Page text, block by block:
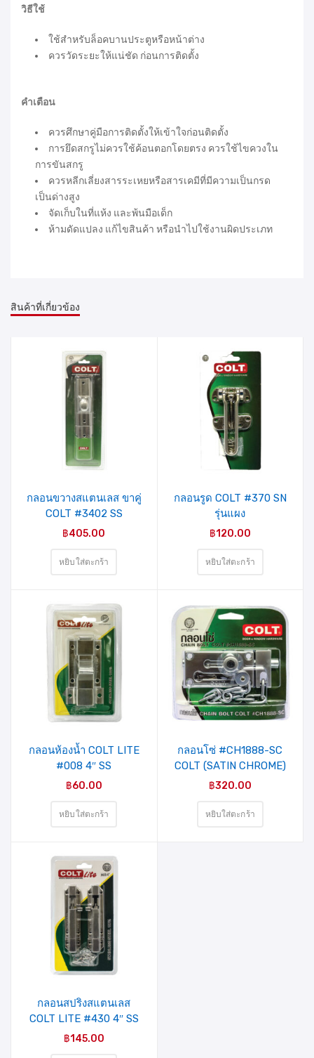
วิธีใช้
ใช้สำหรับล็อคบานประตูหรือหน้าต่าง
ควรวัดระยะให้แน่ชัด ก่อนการติดตั้ง
คำเตือน
ควรศึกษาคู่มือการติดตั้งให้เข้าใจก่อนติดตั้ง
การยึดสกรูไม่ควรใช้ค้อนตอกโดยตรง ควรใช้ไขควงใน
การขันสกรู
ควรหลีกเลี่ยงสารระเหยหรือสารเคมีที่มีความเป็นกรด
เป็นด่างสูง
จัดเก็บในที่แห้ง และพ้นมือเด็ก
ห้ามดัดแปลง แก้ไขสินค้า หรือนำไปใช้งานผิดประเภท
สินค้าที่เกี่ยวข้อง
รายการ
สินค้าที่
ชอบ
กลอนขวางสแตนเลส ขาคู่
COLT #3402 SS
4″X1.5mm.
฿405.00
หยิบใส่ตะกร้า
รายการ
สินค้าที่
ชอบ
กลอนรูด COLT #370 SN
รุ่นแผง
฿120.00
หยิบใส่ตะกร้า
รายการ
สินค้าที่
ชอบ
กลอนห้องน้ำ COLT LITE
#008 4″ SS
฿60.00
หยิบใส่ตะกร้า
รายการ
สินค้าที่
ชอบ
กลอนโซ่ #CH1888-SC
COLT (SATIN CHROME)
฿320.00
หยิบใส่ตะกร้า
รายการ
สินค้าที่
ชอบ
กลอนสปริงสแตนเลส
COLT LITE #430 4″ SS
(2อัน/แผง)
฿145.00